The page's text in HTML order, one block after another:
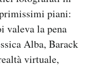
piani:
valeva la pena
Alba, Barack
virtuale,